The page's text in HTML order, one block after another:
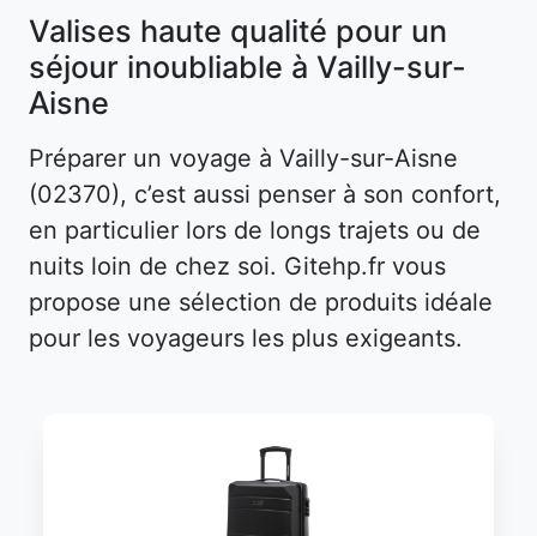
Valises haute qualité pour un
séjour inoubliable à Vailly-sur-
Aisne
Préparer un voyage à Vailly-sur-Aisne
(02370), c’est aussi penser à son confort,
en particulier lors de longs trajets ou de
nuits loin de chez soi. Gitehp.fr vous
propose une sélection de produits idéale
pour les voyageurs les plus exigeants.